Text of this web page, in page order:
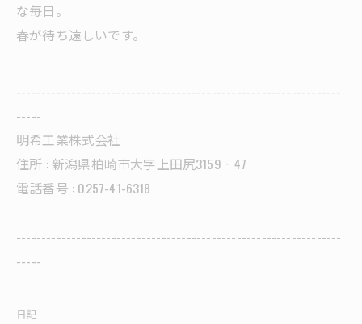
な毎日。
春が待ち遠しいです。
-----------------------------------------------------------------
-----
明希工業株式会社
住所 : 新潟県柏崎市大字上田尻3159‐47
電話番号 : 0257-41-6318
-----------------------------------------------------------------
-----
日記